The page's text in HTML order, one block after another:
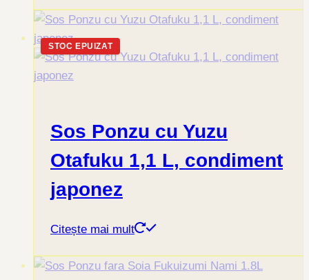
STOC EPUIZAT
Sos Ponzu cu Yuzu
Otafuku 1,1 L, condiment
japonez
Citește mai mult